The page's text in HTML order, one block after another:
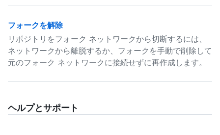
フォークを解除
リポジトリをフォーク ネットワークから切断するには、
ネットワークから離脱するか、フォークを手動で削除して
元のフォーク ネットワークに接続せずに再作成します。
ヘルプとサポート